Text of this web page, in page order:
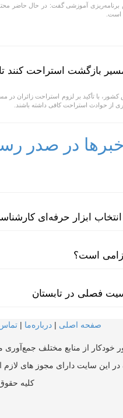
آموزشی گفت: در حال حاضر
است.
مسیر بازگشت استراحت کنند
با تأکید بر لزوم استراحت زائران در
حوادث استراحت کافی داشته باشند.
در صدر
ابزار حرفه‌ای
است؟
فصلی در تابستان
صفحه اصلی | درباره‌ما |
خودکار از منابع مختلف
این سایت دارای مجوز های
کلیه